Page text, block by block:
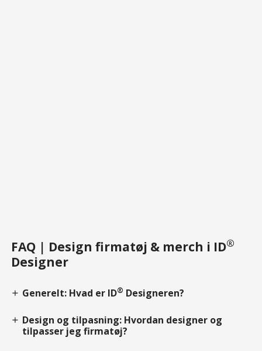
FAQ | Design firmatøj & merch i ID®
Designer
add Generelt: Hvad er ID® Designeren?
add Design og tilpasning: Hvordan designer og
tilpasser jeg firmatøj?